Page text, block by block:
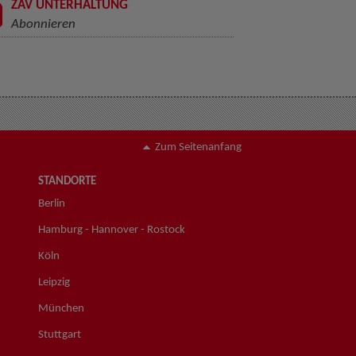
ZAV UNTERHALTUNG
Abonnieren
Zum Seitenanfang
STANDORTE
Berlin
Hamburg - Hannover - Rostock
Köln
Leipzig
München
Stuttgart